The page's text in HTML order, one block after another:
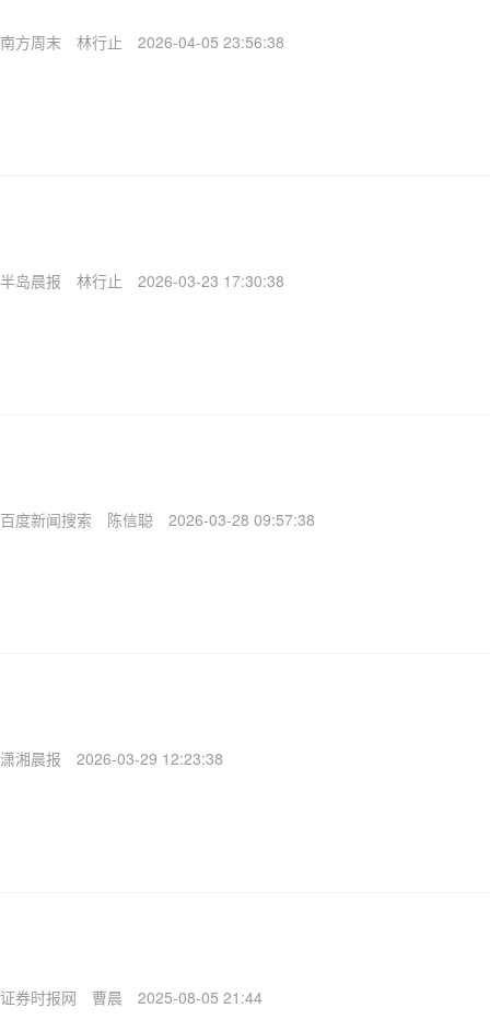
南方周末 林行止 2026-04-05 23:56:38
半岛晨报 林行止 2026-03-23 17:30:38
百度新闻搜索 陈信聪 2026-03-28 09:57:38
潇湘晨报 2026-03-29 12:23:38
证券时报网 曹晨 2025-08-05 21:44